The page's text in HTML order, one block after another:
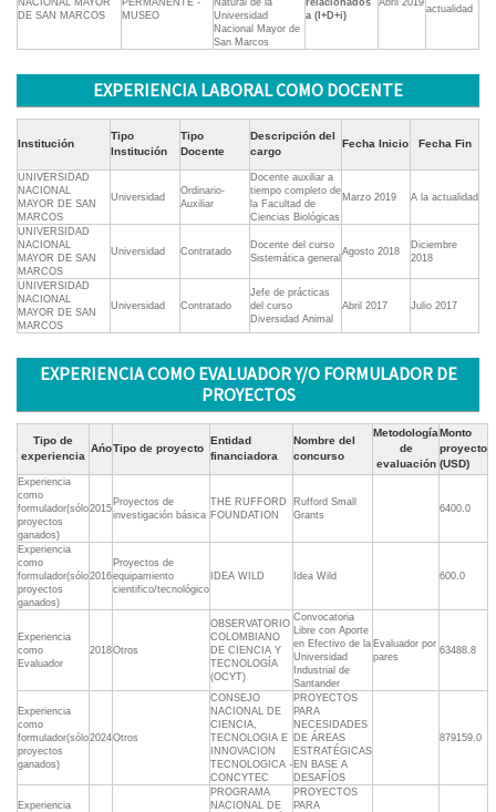
NACIONAL MAYOR
DE SAN MARCOS
PERMANENTE -
MUSEO
Natural de la
Universidad
Nacional Mayor de
San Marcos
relacionados
a (I+D+i)
Abril 2019
actualidad
EXPERIENCIA LABORAL COMO DOCENTE
Institución
Tipo
Institución
Tipo
Docente
Descripción del
cargo
Fecha Inicio Fecha Fin
UNIVERSIDAD
NACIONAL
MAYOR DE SAN
MARCOS
Universidad
Ordinario-
Auxiliar
Docente auxiliar a
tiempo completo de
la Facultad de
Ciencias Biológicas
Marzo 2019 A la actualidad
UNIVERSIDAD
NACIONAL
MAYOR DE SAN
MARCOS
Universidad Contratado
Docente del curso
Sistemática general
Agosto 2018
Diciembre
2018
UNIVERSIDAD
NACIONAL
MAYOR DE SAN
MARCOS
Universidad Contratado
Jefe de prácticas
del curso
Diversidad Animal
Abril 2017 Julio 2017
EXPERIENCIA COMO EVALUADOR Y/O FORMULADOR DE
PROYECTOS
Tipo de
experiencia
AńoTipo de proyecto
Entidad
financiadora
Nombre del
concurso
Metodología
de
evaluación
Monto
proyecto
(USD)
Experiencia
como
formulador(sólo
proyectos
ganados)
2015
Proyectos de
investigación básica
THE RUFFORD
FOUNDATION
Rufford Small
Grants
6400.0
Experiencia
como
formulador(sólo
proyectos
ganados)
2016
Proyectos de
equipamiento
cientifico/tecnológico
IDEA WILD Idea Wild 600.0
Experiencia
como
Evaluador
2018Otros
OBSERVATORIO
COLOMBIANO
DE CIENCIA Y
TECNOLOGÍA
(OCYT)
Convocatoria
Libre con Aporte
en Efectivo de la
Universidad
Industrial de
Santander
Evaluador por
pares
63488.8
Experiencia
como
formulador(sólo
proyectos
ganados)
2024Otros
CONSEJO
NACIONAL DE
CIENCIA,
TECNOLOGIA E
INNOVACION
TECNOLOGICA -
CONCYTEC
PROYECTOS
PARA
NECESIDADES
DE ÁREAS
ESTRATÉGICAS
EN BASE A
DESAFÍOS
879159.0
Experiencia
PROGRAMA
NACIONAL DE
PROYECTOS
PARA